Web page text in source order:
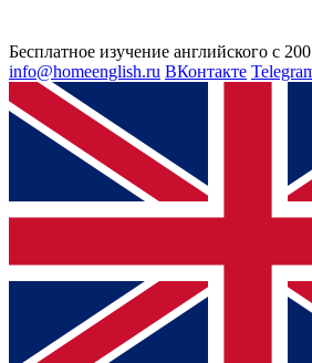
Бесплатное изучение английского с
info@homeenglish.ru ВКонтакте